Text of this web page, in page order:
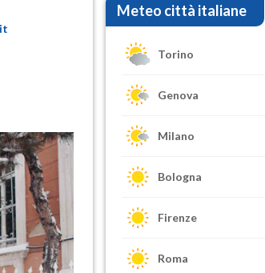
Meteo città italiane
Torino
Genova
Milano
Bologna
Firenze
Roma